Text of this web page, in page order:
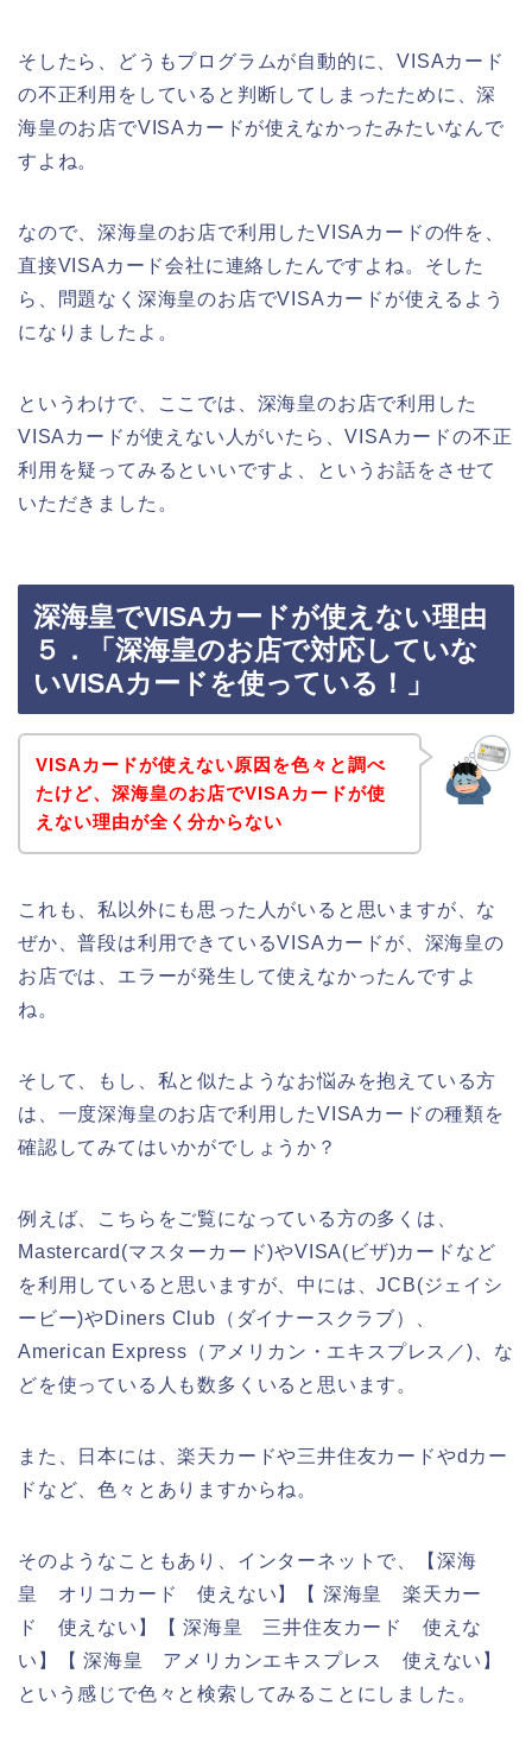
そしたら、どうもプログラムが自動的に、VISAカード
の不正利用をしていると判断してしまったために、深
海皇のお店でVISAカードが使えなかったみたいなんで
すよね。
なので、深海皇のお店で利用したVISAカードの件を、
直接VISAカード会社に連絡したんですよね。そした
ら、問題なく深海皇のお店でVISAカードが使えるよう
になりましたよ。
というわけで、ここでは、深海皇のお店で利用した
VISAカードが使えない人がいたら、VISAカードの不正
利用を疑ってみるといいですよ、というお話をさせて
いただきました。
深海皇でVISAカードが使えない理由
５．「深海皇のお店で対応していな
いVISAカードを使っている！」
VISAカードが使えない原因を色々と調べ
たけど、深海皇のお店でVISAカードが使
えない理由が全く分からない
これも、私以外にも思った人がいると思いますが、な
ぜか、普段は利用できているVISAカードが、深海皇の
お店では、エラーが発生して使えなかったんですよ
ね。
そして、もし、私と似たようなお悩みを抱えている方
は、一度深海皇のお店で利用したVISAカードの種類を
確認してみてはいかがでしょうか？
例えば、こちらをご覧になっている方の多くは、
Mastercard(マスターカード)やVISA(ビザ)カードなど
を利用していると思いますが、中には、JCB(ジェイシ
ービー)やDiners Club（ダイナースクラブ）、
American Express（アメリカン・エキスプレス／)、な
どを使っている人も数多くいると思います。
また、日本には、楽天カードや三井住友カードやdカー
ドなど、色々とありますからね。
そのようなこともあり、インターネットで、【深海
皇 オリコカード 使えない】【 深海皇 楽天カー
ド 使えない】【 深海皇 三井住友カード 使えな
い】【 深海皇 アメリカンエキスプレス 使えない】
という感じで色々と検索してみることにしました。